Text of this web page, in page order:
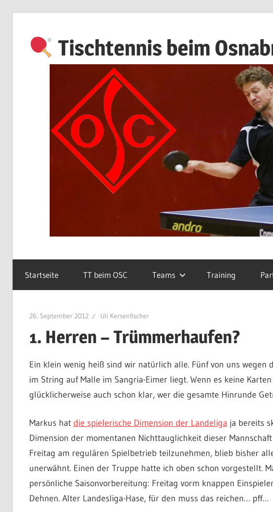
springen
Tischtennis beim
Startseite TT beim OSC Teams Training
26. September 2012 Uli Kersenfischer
1. Herren – Trümmerhaufen?
Ein klein wenig heiß sind wir natürlich alle. Fünf von uns wegen
im String auf Malle im Sangria-Eimer liegt. Wenn es keine
glücklicherweise auch schon klar, wer die gesamte Hinrunde
Markus hat die spielerische Dimension der Landeliga ja bereits
Dimension der momentanen Nichttauglichkeit dieser
Freitag am regulären Spielbetrieb teilzunehmen, blieb bisher
unerwähnt. Einen der Truppe hatte ich oben schon vorgestellt.
persönliche Saisonvorbereitung: Freitag vorm knappen
Dehnen. Alter Landesliga-Hase, für den muss das reichen… pff…